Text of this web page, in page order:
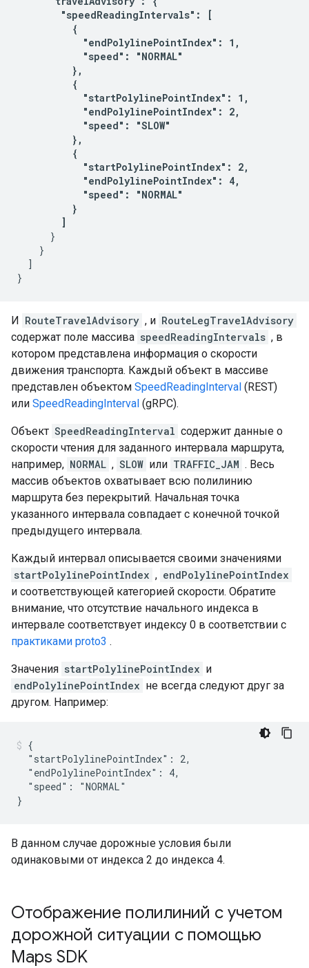
        "speedReadingIntervals": [
          {
            "endPolylinePointIndex": 1,
            "speed": "NORMAL"
          },
          {
            "startPolylinePointIndex": 1,
            "endPolylinePointIndex": 2,
            "speed": "SLOW"
          },
          {
            "startPolylinePointIndex": 2,
            "endPolylinePointIndex": 4,
            "speed": "NORMAL"
          }
        ]
      }
    }
  ]
И RouteTravelAdvisory , и RouteLegTravelAdvisory
содержат поле массива speedReadingIntervals , в
котором представлена ​​информация о скорости
движения транспорта. Каждый объект в массиве
представлен объектом SpeedReadingInterval (REST) ​​
или SpeedReadingInterval (gRPC).
Объект SpeedReadingInterval содержит данные о
скорости чтения для заданного интервала маршрута,
например, NORMAL , SLOW или TRAFFIC_JAM . Весь
массив объектов охватывает всю полилинию
маршрута без перекрытий. Начальная точка
указанного интервала совпадает с конечной точкой
предыдущего интервала.
Каждый интервал описывается своими значениями
startPolylinePointIndex , endPolylinePointIndex
и соответствующей категорией скорости. Обратите
внимание, что отсутствие начального индекса в
интервале соответствует индексу 0 в соответствии с
практиками proto3 .
Значения startPolylinePointIndex и
endPolylinePointIndex не всегда следуют друг за
другом. Например:
{
  "startPolylinePointIndex": 2,
  "endPolylinePointIndex": 4,
  "speed": "NORMAL"
В данном случае дорожные условия были
одинаковыми от индекса 2 до индекса 4.
Отображение полилиний с учетом
дорожной ситуации с помощью
Maps SDK